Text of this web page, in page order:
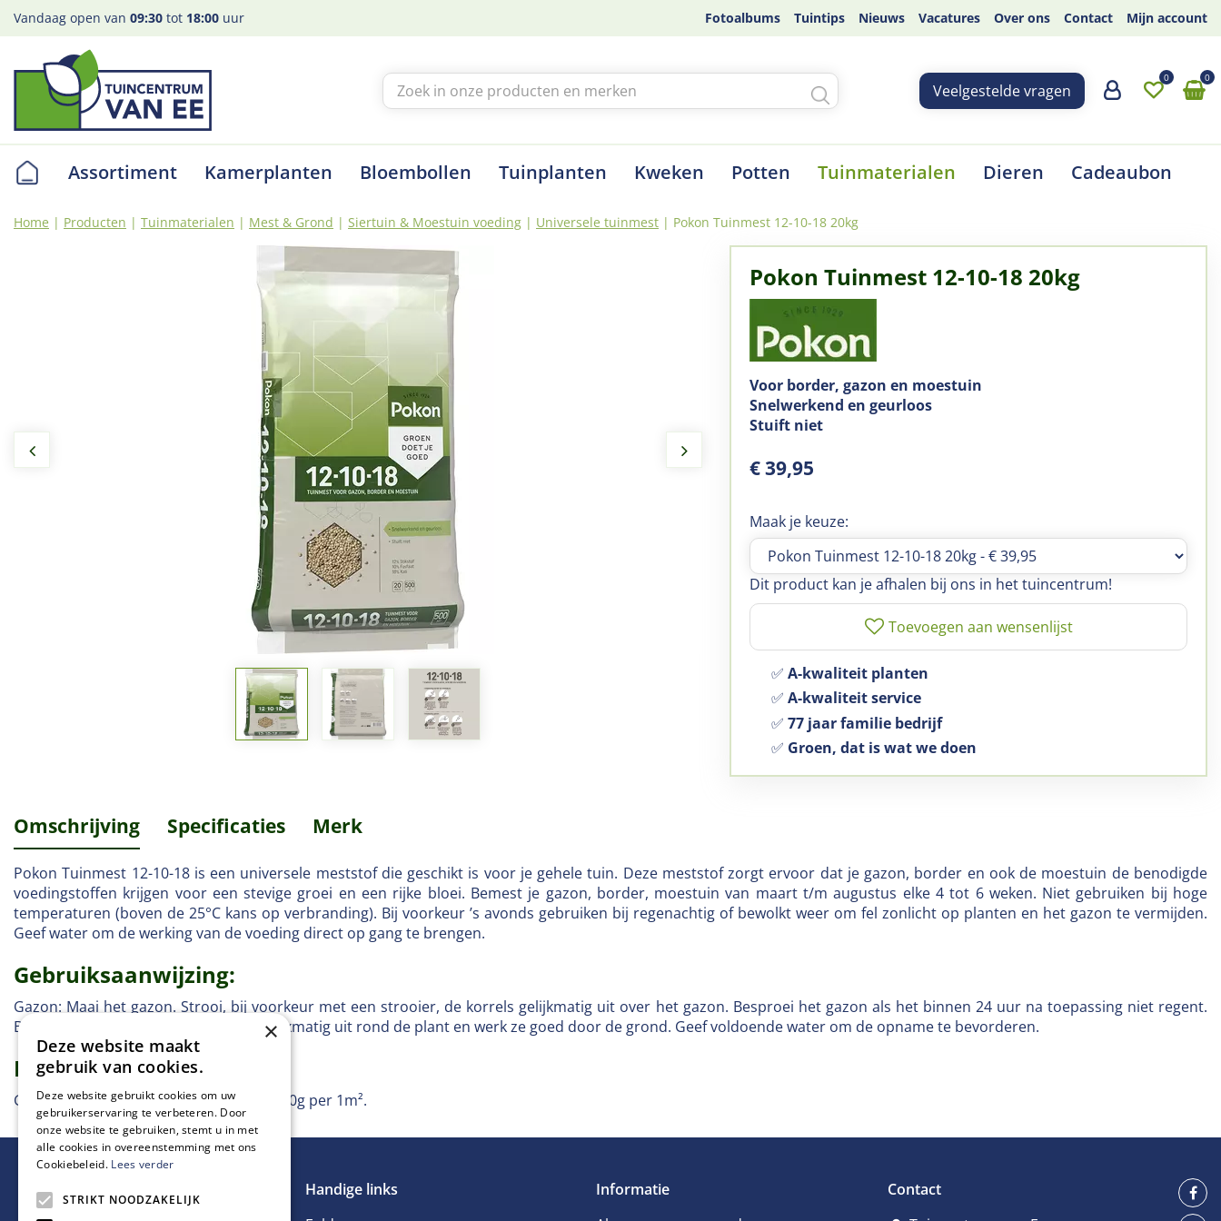
Ga
naar
Home Producten Tuinmaterialen Mest & Grond Siertuin & Moestuin voeding Universele tuinmest Pokon Tuinmest 12-10-18 20kg
Vandaag open van 09:30 tot 18:00 uur Fotoalbums Tuintips Nieuws Vacatures Over ons Contact Mijn account
Veelgestelde vragen
Assortiment Kamerplanten Bloembollen Tuinplanten Kweken Potten Tuinmaterialen Dieren Cadeaubon
Pokon Tuinmest 12-10-18 20kg
Voor border, gazon en moestuin
Snelwerkend en geurloos
Stuift niet
€39,95
Maak je keuze:
Dit product kan je afhalen bij ons in het tuincentrum!
✅ A-kwaliteit planten
✅ A-kwaliteit service
✅ 77 jaar familie bedrijf
✅ Groen, dat is wat we doen
Omschrijving Specificaties Merk
Pokon Tuinmest 12-10-18 is een universele meststof die geschikt is voor je gehele tuin. Deze meststof zorgt ervoor dat je gazon, border en ook de moestuin de benodigde
voedingstoffen krijgen voor een stevige groei en een rijke bloei. Bemest je gazon, border, moestuin van maart t/m augustus elke 4 tot 6 weken. Niet gebruiken bij hoge
temperaturen (boven de 25°C kans op verbranding). Bij voorkeur ’s avonds gebruiken bij regenachtig of bewolkt weer om fel zonlicht op planten en het gazon te vermijden.
Geef water om de werking van de voeding direct op gang te brengen.
Gebruiksaanwijzing:
Gazon: Maai het gazon. Strooi, bij voorkeur met een strooier, de korrels gelijkmatig uit over het gazon. Besproei het gazon als het binnen 24 uur na toepassing niet regent.
Border/Moestuin: Strooi de korrels gelijkmatig uit rond de plant en werk ze goed door de grond. Geef voldoende water om de opname te bevorderen.
Dosering:
Gazon: 50g per 1m². Border/Moestuin: 40g per 1m².
Handige links
Informatie
Contact
×
Deze website maakt
gebruik van cookies.
Deze website gebruikt cookies om uw
gebruikerservaring te verbeteren. Door
onze website te gebruiken, stemt u in met
alle cookies in overeenstemming met ons
Cookiebeleid. Lees verder
STRIKT NOODZAKELIJK